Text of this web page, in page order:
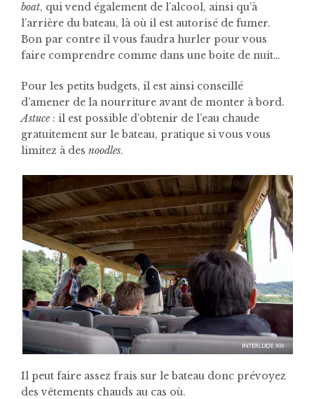
boat, qui vend également de l’alcool, ainsi qu’à
l’arrière du bateau, là où il est autorisé de fumer.
Bon par contre il vous faudra hurler pour vous
faire comprendre comme dans une boite de nuit…
Pour les petits budgets, il est ainsi conseillé
d’amener de la nourriture avant de monter à bord.
Astuce: il est possible d’obtenir de l’eau chaude
gratuitement sur le bateau, pratique si vous vous
limitez à des noodles.
Il peut faire assez frais sur le bateau donc prévoyez
des vêtements chauds au cas où.